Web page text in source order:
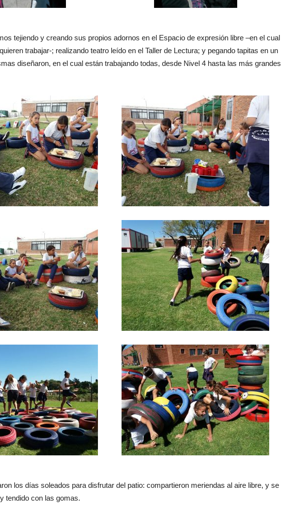
tejiendo y creando sus propios adornos en el Espacio de expresión libre –en el cual
trabajar-; realizando teatro leído en el Taller de Lectura; y pegando tapitas en un
diseñaron, en el cual están trabajando todas, desde Nivel 4 hasta las más grandes
los días soleados para disfrutar del patio: compartieron meriendas al aire libre, y se
tendido con las gomas.